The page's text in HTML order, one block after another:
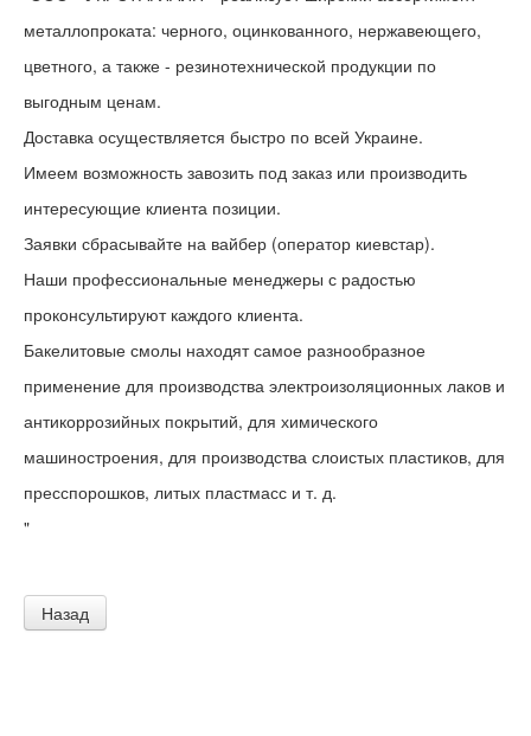
металлопроката: черного, оцинкованного, нержавеющего,
цветного, а также - резинотехнической продукции по
выгодным ценам.
Доставка осуществляется быстро по всей Украине.
Имеем возможность завозить под заказ или производить
интересующие клиента позиции.
Заявки сбрасывайте на вайбер (оператор киевстар).
Наши профессиональные менеджеры с радостью
проконсультируют каждого клиента.
Бакелитовые смолы находят самое разнообразное
применение для производства электроизоляционных лаков и
антикоррозийных покрытий, для химического
машиностроения, для производства слоистых пластиков, для
пресспорошков, литых пластмасс и т. д.
"
Назад